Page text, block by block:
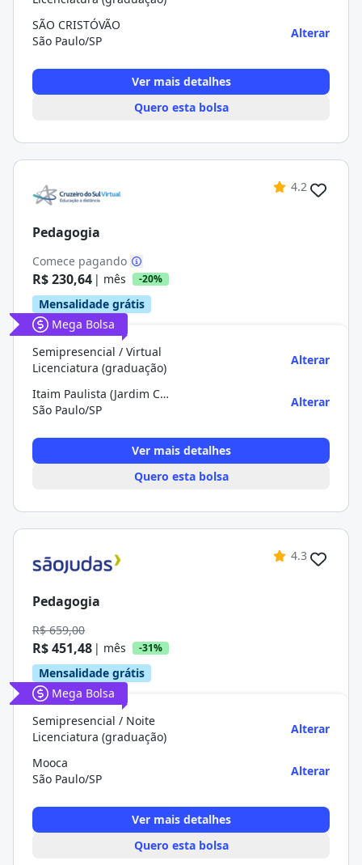
SÃO CRISTÓVÃO
São Paulo/SP
Alterar
Ver mais detalhes
Quero esta bolsa
4.2
Pedagogia
Comece pagando
R$ 230,64 | mês -20%
Mensalidade grátis
Mega Bolsa
Semipresencial / Virtual
Licenciatura (graduação)
Alterar
Itaim Paulista (Jardim Camargo Novo)
São Paulo/SP
Alterar
Ver mais detalhes
Quero esta bolsa
4.3
Pedagogia
R$ 659,00
R$ 451,48 | mês -31%
Mensalidade grátis
Mega Bolsa
Semipresencial / Noite
Licenciatura (graduação)
Alterar
Mooca
São Paulo/SP
Alterar
Ver mais detalhes
Quero esta bolsa